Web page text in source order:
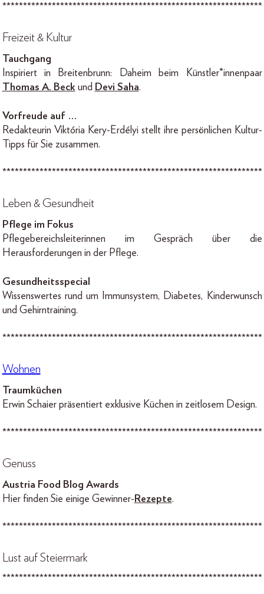
***************************************************************
Freizeit & Kultur
Tauchgang
Inspiriert in Breitenbrunn: Daheim beim Künstler*innenpaar
Thomas A. Beckund Devi Saha.
Vorfreude auf …
Redakteurin Viktória Kery-Erdélyi stellt ihre persönlichen Kultur-
Tipps für Sie zusammen.
***************************************************************
Leben & Gesundheit
Pflege im Fokus
Pflegebereichsleiterinnen im Gespräch über die
Heraus­forderungen in der Pflege.
Gesundheitsspecial
Wissenswertes rund um Immunsystem, Diabetes, Kinderwunsch
und Gehirntraining.
***************************************************************
Wohnen
Traumküchen
Erwin Schaier präsentiert exklusive Küchen in zeitlosem Design.
***************************************************************
Genuss
Austria Food Blog Awards
Hier finden Sie einige Gewinner- Rezepte.
***************************************************************
Lust auf Steiermark
***************************************************************